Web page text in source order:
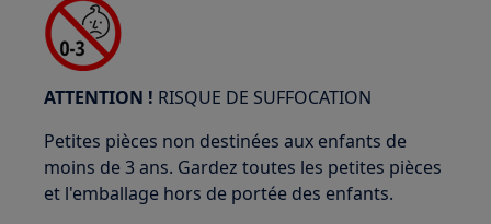
ATTENTION ! RISQUE DE SUFFOCATION
Petites pièces non destinées aux enfants de
moins de 3 ans. Gardez toutes les petites pièces
et l'emballage hors de portée des enfants.